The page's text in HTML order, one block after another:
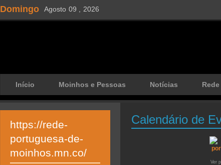
Domingo Agosto 09 , 2026
Início Moinhos e Pessoas Notícias Rede
Calendário de
Ver
https://rede-
portuguesa-de-
moinhos.mn.co/